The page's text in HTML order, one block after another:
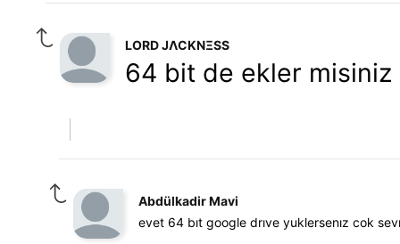
LORD JΛCKNΞSS
64 bit de ekler
Abdülkadir Mavi
evet 64 bıt google drıve yuklersenız cok